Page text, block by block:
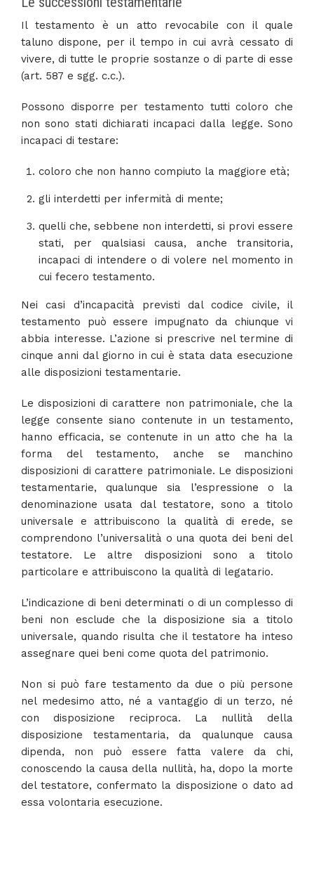
Il testamento è un atto revocabile con il quale
taluno dispone, per il tempo in cui avrà cessato di
vivere, di tutte le proprie sostanze o di parte di esse
(art. 587 e sgg. c.c.).
Possono disporre per testamento tutti coloro che
non sono stati dichiarati incapaci dalla legge. Sono
incapaci di testare:
coloro che non hanno compiuto la maggiore età;
gli interdetti per infermità di mente;
quelli che, sebbene non interdetti, si provi essere
stati, per qualsiasi causa, anche transitoria,
incapaci di intendere o di volere nel momento in
cui fecero testamento.
Nei casi d’incapacità previsti dal codice civile, il
testamento può essere impugnato da chiunque vi
abbia interesse. L’azione si prescrive nel termine di
cinque anni dal giorno in cui è stata data esecuzione
alle disposizioni testamentarie.
Le disposizioni di carattere non patrimoniale, che la
legge consente siano contenute in un testamento,
hanno efficacia, se contenute in un atto che ha la
forma del testamento, anche se manchino
disposizioni di carattere patrimoniale. Le disposizioni
testamentarie, qualunque sia l’espressione o la
denominazione usata dal testatore, sono a titolo
universale e attribuiscono la qualità di erede, se
comprendono l’universalità o una quota dei beni del
testatore. Le altre disposizioni sono a titolo
particolare e attribuiscono la qualità di legatario.
L’indicazione di beni determinati o di un complesso di
beni non esclude che la disposizione sia a titolo
universale, quando risulta che il testatore ha inteso
assegnare quei beni come quota del patrimonio.
Non si può fare testamento da due o più persone
nel medesimo atto, né a vantaggio di un terzo, né
con disposizione reciproca. La nullità della
disposizione testamentaria, da qualunque causa
dipenda, non può essere fatta valere da chi,
conoscendo la causa della nullità, ha, dopo la morte
del testatore, confermato la disposizione o dato ad
essa volontaria esecuzione.